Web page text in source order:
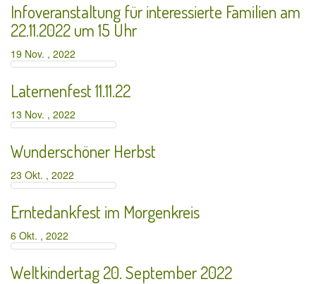
Infoveranstaltung für interessierte Familien am
22.11.2022 um 15 Uhr
19 Nov. , 2022
Laternenfest 11.11.22
13 Nov. , 2022
Wunderschöner Herbst
23 Okt. , 2022
Erntedankfest im Morgenkreis
6 Okt. , 2022
Weltkindertag 20. September 2022